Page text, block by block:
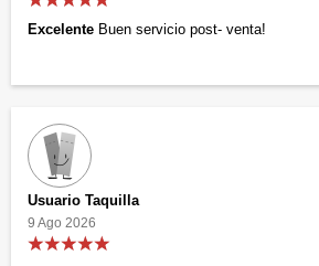
Excelente Buen servicio post- venta!
Usuario Taquilla
9 Ago 2026